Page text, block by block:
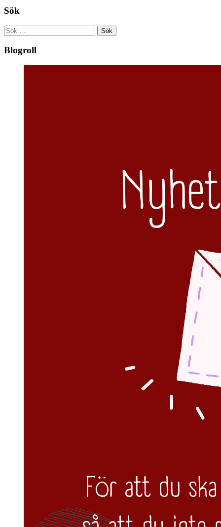
Sök
Sök
efter:
Blogroll